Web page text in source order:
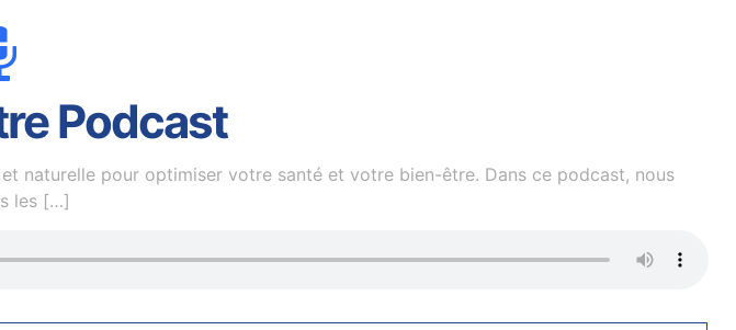
Podcast
naturelle pour optimiser votre santé et votre bien-être. Dans ce podcast, nous
les […]